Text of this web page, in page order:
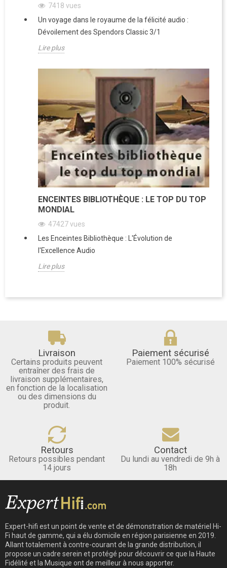
7418 vues
Un voyage dans le royaume de la félicité audio :
Dévoilement des Spendors Classic 3/1
Lire plus
ENCEINTES BIBLIOTHÈQUE : LE TOP DU TOP
MONDIAL
47427vues
Les Enceintes Bibliothèque : L'Évolution de
l'Excellence Audio
Lire plus
Livraison
Certains produits peuvent
entraîner des frais de
livraison supplémentaires,
en fonction de la localisation
ou des dimensions du
produit.
Paiement sécurisé
Paiement 100% sécurisé
Retours
Retours possibles pendant
14 jours
Contact
Du lundi au vendredi de 9h à
18h
Expert-hifi est un point de vente et de démonstration de matériel Hi-
Fi haut de gamme, qui a élu domicile en région parisienne en 2019.
Allant totalement à contre-courant de la grande distribution, il
propose un cadre serein et protégé pour découvrir ce que la Haute
Fidélité et la Musique ont de meilleur à nous apporter.